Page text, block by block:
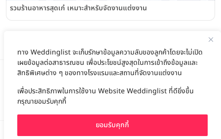
ทาง Weddinglist จะเก็บรักษาข้อมูลความลับของลูกค้าโดยจะไม่เปิด
เผยข้อมูลต่อสาธารณชน เพื่อประโยชน์สูงสุดในการเข้าถึงข้อมูลและ
สิทธิพิเศษต่าง ๆ ของทางโรงแรมและสถานที่จัดงานแต่งงาน
เพื่อประสิทธิภาพในการใช้งาน Website Weddinglist ที่ดียิ่งขึ้น
กรุณายอมรับคุกกี้
ยอมรับคุกกี้
รวมร้านอาหารสุดเก๋ เหมาะสำหรับจัดงานแต่งงาน
สนับสนุนโดย
For advertisement, please contact